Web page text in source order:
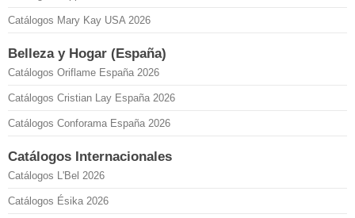
Catálogos Mary Kay USA 2026
Belleza y Hogar (España)
Catálogos Oriflame España 2026
Catálogos Cristian Lay España 2026
Catálogos Conforama España 2026
Catálogos Internacionales
Catálogos L'Bel 2026
Catálogos Ésika 2026